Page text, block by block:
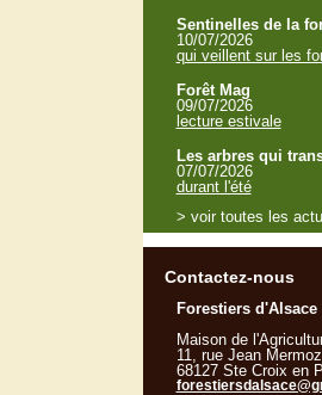
Sentinelles de la
10/07/2026
qui veillent sur les
Forêt Mag
09/07/2026
lecture estivale
Les arbres qui
07/07/2026
durant l'été
> voir toutes les
Contactez-nous
Forestiers d'Alsace
Maison de
11, rue Jean Mermoz
68127 Ste Croix en